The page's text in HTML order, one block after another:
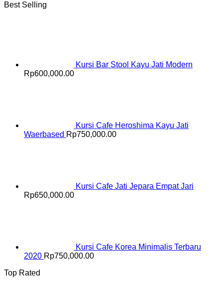
Best Selling
Kursi Bar Stool Kayu Jati Modern
Rp600,000.00
Kursi Cafe Heroshima Kayu Jati
Waerbased Rp750,000.00
Kursi Cafe Jati Jepara Empat Jari
Rp650,000.00
Kursi Cafe Korea Minimalis Terbaru
2020 Rp750,000.00
Top Rated